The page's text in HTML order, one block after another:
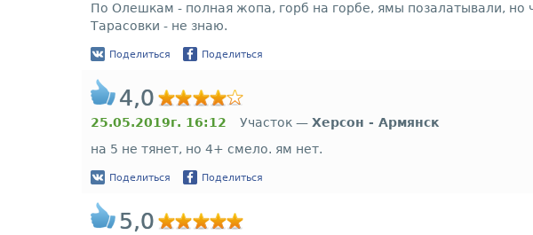
По Олешкам - полная жопа, горб на горбе, ямы позалатывали, но
Тарасовки - не знаю.
Поделиться Поделиться
4,0
25.05.2019г. 16:12 Участок — Херсон - Армянск
на 5 не тянет, но 4+ смело. ям нет.
Поделиться Поделиться
5,0